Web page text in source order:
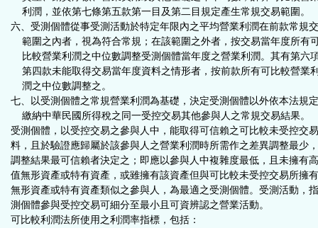
利潤，並依第七條第五款第一目及第二目規定產生常規交易範圍。
六、受測個體從事受測活動於特定年限內之平均營業利潤在前款常規
範圍之內者，視為符合常規；在該範圍之外者，按交易當年度所有
比較營業利潤之中位數調整受測個體當年度之營業利潤。其有第六
第四款未能取得交易當年度資料之情形者，按前款所有可比較營業
潤之中位數調整之。
七、以受測個體之常規營業利潤為基礎，決定受測個體以外依本法規
繳納中華民國所得稅之同一受控交易其他參與人之常規交易結果。
受測個體，以受控交易之參與人中，能取得可信賴之可比較未受控交
料，且於驗證應歸屬於該參與人之營業利潤時所需作之差異調整最少
調整結果最可信賴者決定之；即應以參與人中複雜度最低，且未擁有
值無形資產或特有資產，或雖擁有該資產但與可比較未受控交易所擁
無形資產或特有資產類似之參與人，為最適之受測個體。受測活動，
測個體參與受控交易可細分至最小且可資辨認之營業活動。
可比較利潤法所使用之利潤率指標，包括：